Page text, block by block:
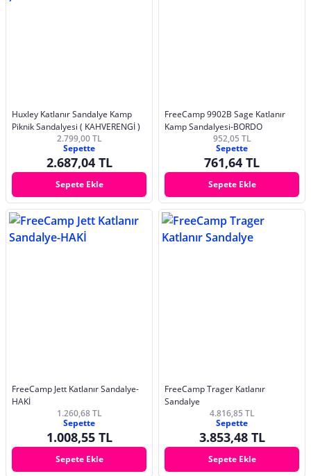
Huxley Katlanır Sandalye Kamp
Piknik Sandalyesi ( KAHVERENGİ )
2.799,00 TL
Sepette
2.687,04 TL
Sepete Ekle
FreeCamp 9902B Sage Katlanır
Kamp Sandalyesi-BORDO
952,05 TL
Sepette
761,64 TL
Sepete Ekle
FreeCamp Jett Katlanır Sandalye-
HAKİ
1.260,68 TL
Sepette
1.008,55 TL
Sepete Ekle
FreeCamp Trager Katlanır
Sandalye
4.816,85 TL
Sepette
3.853,48 TL
Sepete Ekle